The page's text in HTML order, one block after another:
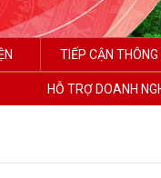
TIẾP CẬN THÔNG
HỖ TRỢ DOANH